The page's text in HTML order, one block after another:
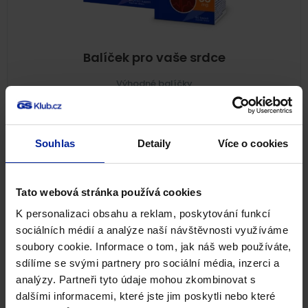
Souhlas Detaily Více o cookies
Tato webová stránka používá cookies
K personalizaci obsahu a reklam, poskytování funkcí
sociálních médií a analýze naší návštěvnosti využíváme
soubory cookie. Informace o tom, jak náš web používáte,
sdílíme se svými partnery pro sociální média, inzerci a
analýzy. Partneři tyto údaje mohou zkombinovat s
dalšími informacemi, které jste jim poskytli nebo které
Balíček pro vaše srdce
Výhodné balíčky
510Kč Skladem
PŘIDAT DO KOŠÍKU